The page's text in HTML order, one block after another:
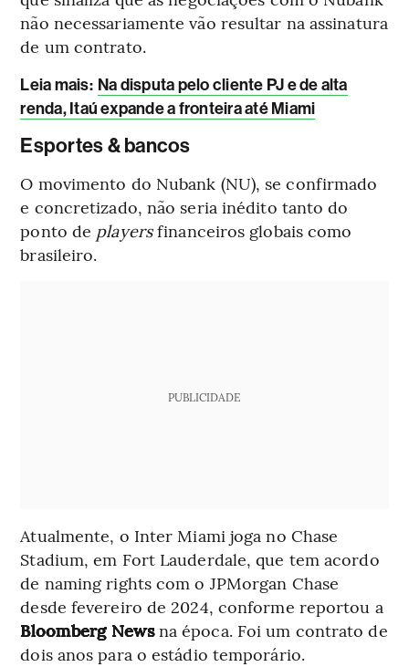
não necessariamente vão resultar na assinatura
de um contrato.
Leia mais: Na disputa pelo cliente PJ e de alta
renda, Itaú expande a fronteira até Miami
Esportes & bancos
O movimento do Nubank (NU), se confirmado
e concretizado, não seria inédito tanto do
ponto de playersfinanceiros globais como
brasileiro.
PUBLICIDADE
Atualmente, o Inter Miami joga no Chase
Stadium, em Fort Lauderdale, que tem acordo
de naming rights com o JPMorgan Chase
desde fevereiro de 2024, conforme reportou a
Bloomberg Newsna época. Foi um contrato de
dois anos para o estádio temporário.